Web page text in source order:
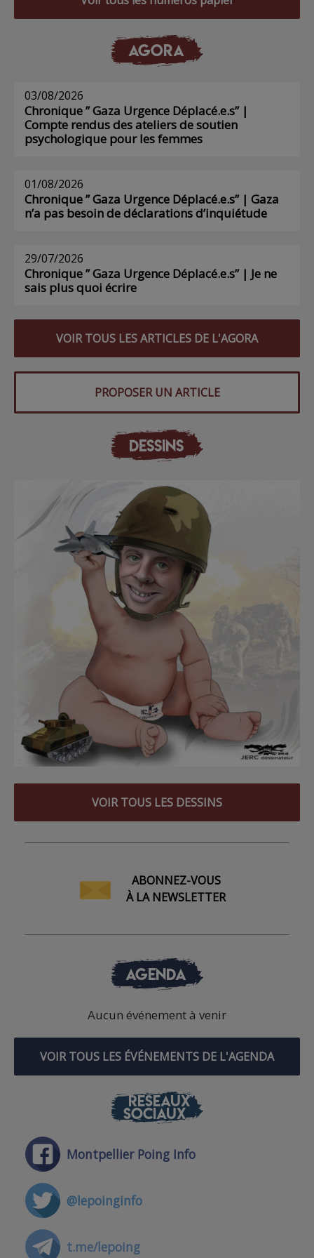
AGORA
03/08/2026
Chronique ” Gaza Urgence Déplacé.e.s” |
Compte rendus des ateliers de soutien
psychologique pour les femmes
01/08/2026
Chronique ” Gaza Urgence Déplacé.e.s” | Gaza
n’a pas besoin de déclarations d’inquiétude
29/07/2026
Chronique ” Gaza Urgence Déplacé.e.s” | Je ne
sais plus quoi écrire
VOIR TOUS LES ARTICLES DE L'AGORA
PROPOSER UN ARTICLE
DESSINS
VOIR TOUS LES DESSINS
ABONNEZ-VOUS
À LA NEWSLETTER
AGENDA
Aucun événement à venir
VOIR TOUS LES ÉVÉNEMENTS DE L'AGENDA
RÉSEAUX
SOCIAUX
Montpellier Poing Info
@lepoinginfo
t.me/lepoing